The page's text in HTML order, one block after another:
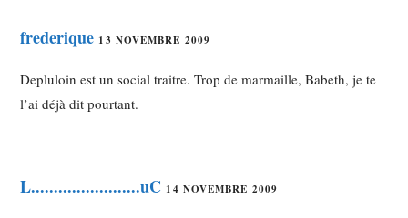
frederique 13 NOVEMBRE 2009
Depluloin est un social traitre. Trop de marmaille, Babeth, je te
l’ai déjà dit pourtant.
L........................uC 14 NOVEMBRE 2009